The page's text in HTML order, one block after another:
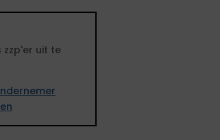
zzp'er uit te